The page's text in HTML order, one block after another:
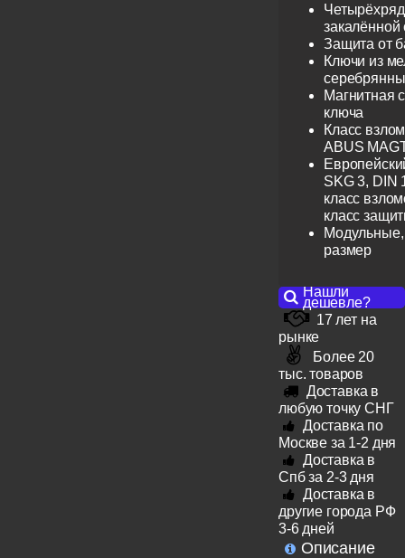
закалённой
Защита от
Ключи из
Магнитная
ключа
Класс
ABUS
SKG 3, DIN
класс
класс
размер
Нашли
дешевле?
17 лет на
рынке
Более 20
тыс. товаров
Доставка в
любую точку СНГ
Доставка по
Москве за 1-2 дня
Доставка в
Спб за 2-3 дня
Доставка в
другие города РФ
3-6 дней
Описание